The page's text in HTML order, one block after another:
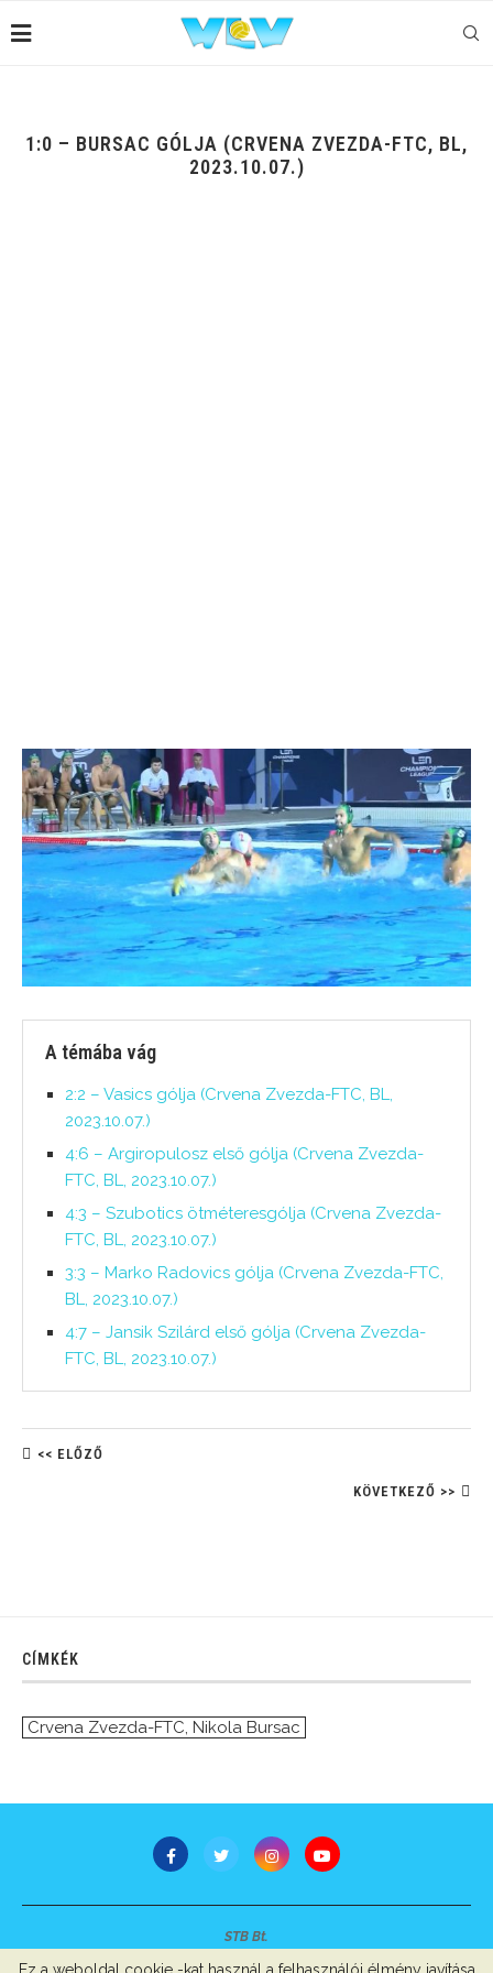
1:0 – BURSAC GÓLJA (CRVENA ZVEZDA-FTC, BL,
2023.10.07.)
A témába vág
2:2 – Vasics gólja (Crvena Zvezda-FTC, BL,
2023.10.07.)
4:6 – Argiropulosz első gólja (Crvena Zvezda-
FTC, BL, 2023.10.07.)
4:3 – Szubotics ötméteresgólja (Crvena Zvezda-
FTC, BL, 2023.10.07.)
3:3 – Marko Radovics gólja (Crvena Zvezda-FTC,
BL, 2023.10.07.)
4:7 – Jansik Szilárd első gólja (Crvena Zvezda-
FTC, BL, 2023.10.07.)
<< ELŐZŐ
KÖVETKEZŐ >>
CÍMKÉK
Crvena Zvezda-FTC Nikola Bursac
STB Bt.
Minden jog fenntartva © 2007-2022